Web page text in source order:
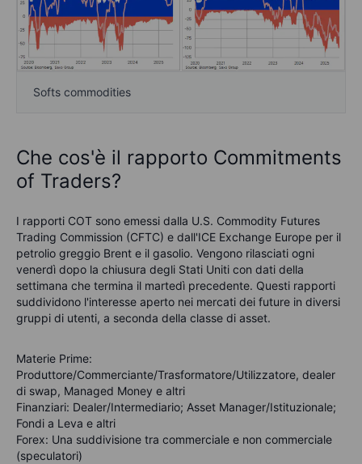
Softs commodities
Che cos'è il rapporto Commitments
of Traders?
I rapporti COT sono emessi dalla U.S. Commodity Futures
Trading Commission (CFTC) e dall'ICE Exchange Europe per il
petrolio greggio Brent e il gasolio. Vengono rilasciati ogni
venerdì dopo la chiusura degli Stati Uniti con dati della
settimana che termina il martedì precedente. Questi rapporti
suddividono l'interesse aperto nei mercati dei future in diversi
gruppi di utenti, a seconda della classe di asset.
Materie Prime:
Produttore/Commerciante/Trasformatore/Utilizzatore, dealer
di swap, Managed Money e altri
Finanziari: Dealer/Intermediario; Asset Manager/Istituzionale;
Fondi a Leva e altri
Forex: Una suddivisione tra commerciale e non commerciale
(speculatori)